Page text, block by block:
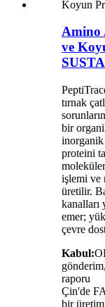
Amino
ve
tırnak
bir
proteini
işlemi ve
üretilir.
emer;
çevre
Kabul:
raporu
Çin'de
bir üretim